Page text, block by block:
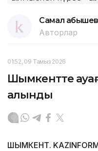
Самал
Авторлар
01:52, 09 Тамыз 2026
Шымкентте ауаға
алынды
ШЫМКЕНТ.